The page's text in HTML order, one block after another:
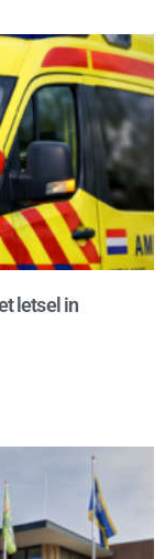
letsel in